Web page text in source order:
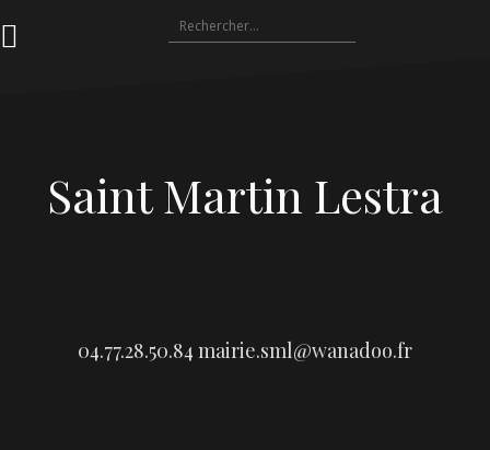
au
Rechercher :
Saint Martin Lestra
04.77.28.50.84 mairie.sml@wanadoo.fr